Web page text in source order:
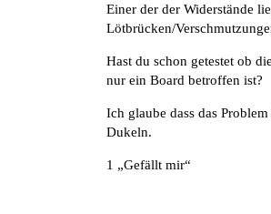
Einer der der Widerstände
Lötbrücken/
Hast du schon getestet ob
nur ein Board betroffen ist?
Ich glaube dass das
Dukeln.
1 „Gefällt mir“